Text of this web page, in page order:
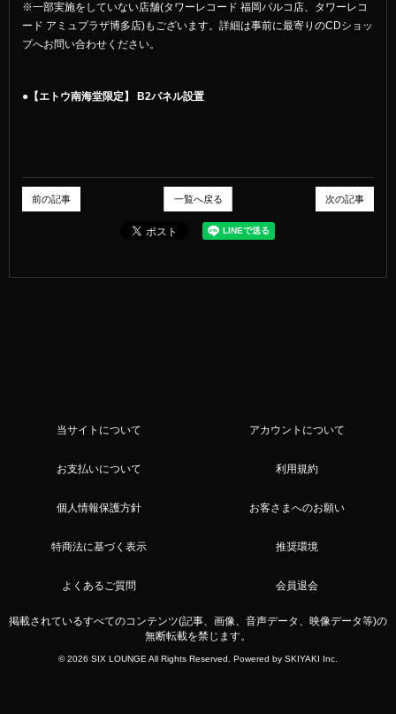
※一部実施をしていない店舗(タワーレコード 福岡パルコ店、タワーレコ
ード アミュプラザ博多店)もございます。詳細は事前に最寄りのCDショッ
プへお問い合わせください。
●【エトウ南海堂限定】 B2パネル設置
次の記事
一覧へ戻る
前の記事
当サイトについて アカウントについて
お支払いについて 利用規約
個人情報保護方針 お客さまへのお願い
特商法に基づく表示 推奨環境
よくあるご質問 会員退会
掲載されているすべてのコンテンツ(記事、画像、音声データ、映像データ等)の
無断転載を禁じます。
© 2026 SIX LOUNGE All Rights Reserved. Powered by SKIYAKI Inc.